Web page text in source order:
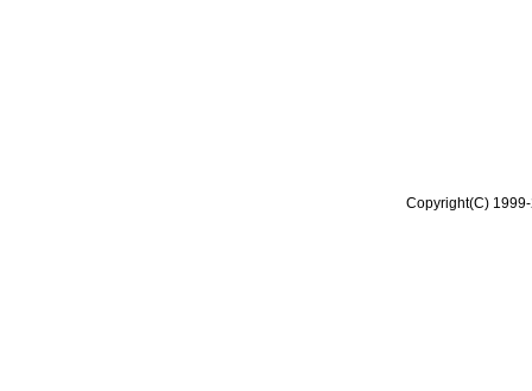
Copyright(C)